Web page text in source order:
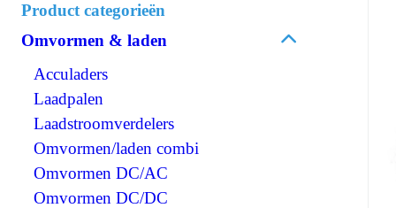
Product categorieën
Omvormen & laden
Acculaders
Laadpalen
Laadstroomverdelers
Omvormen/laden combi
Omvormen DC/AC
Omvormen DC/DC